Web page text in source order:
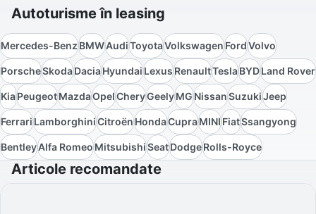
Autoturisme în leasing
Mercedes-BenzBMWAudiToyotaVolkswagenFordVolvo
PorscheSkodaDaciaHyundaiLexusRenaultTeslaBYDLand Rover
KiaPeugeotMazdaOpelCheryGeelyMGNissanSuzukiJeep
FerrariLamborghiniCitroënHondaCupraMINIFiatSsangyong
BentleyAlfa RomeoMitsubishiSeatDodgeRolls-Royce
Articole recomandate